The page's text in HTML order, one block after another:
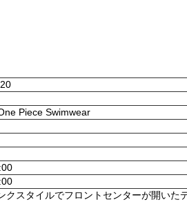
Piece Swimwear
スタイルでフロントセンターが開い